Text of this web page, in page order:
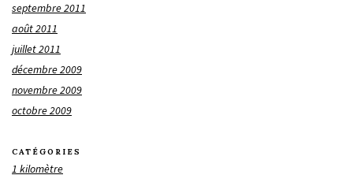
septembre 2011
août 2011
juillet 2011
décembre 2009
novembre 2009
octobre 2009
CATÉGORIES
1 kilomètre